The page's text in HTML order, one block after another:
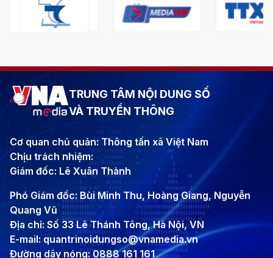
TRUNG TÂM NỘI DUNG SỐ
VÀ TRUYỀN THÔNG
Cơ quan chủ quản: Thông tấn xã Việt Nam
Chịu trách nhiệm:
Giám đốc: Lê Xuân Thành
Phó Giám đốc: Bùi Minh Thu, Hoàng Giang, Nguyễn
Quang Vũ
Địa chỉ: Số 33 Lê Thánh Tông, Hà Nội, VN
E-mail: quantrinoidungso@vnamedia.vn
Đường dây nóng: 0888 161 161